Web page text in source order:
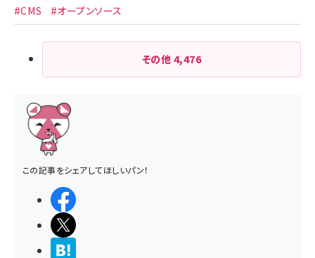
#CMS #オープンソース
その他 4,476
この記事をシェアしてほしいパン！